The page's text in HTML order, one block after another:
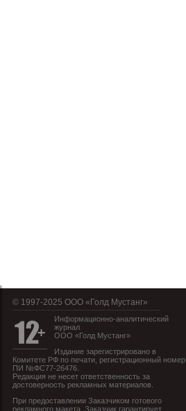
© 1997-2025 OOO «Голд Мустанг»
Информационно-аналитический
журнал
ООО «Голд Мустанг»
Издание зарегистрировано в
Комитете РФ по печати, регистрационный номер
ПИ №ФС77-26476.
Редакция не несет ответственность за
достоверность рекламных материалов.
При предоставлении Заказчиком готового
рекламного макета, Заказчик гарантирует